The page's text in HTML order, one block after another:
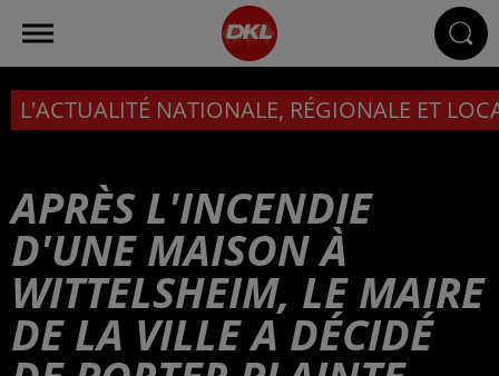
L'ACTUALITÉ NATIONALE, RÉGIONALE ET
APRÈS L'INCENDIE
D'UNE MAISON À
WITTELSHEIM, LE MAIRE
DE LA VILLE A DÉCIDÉ